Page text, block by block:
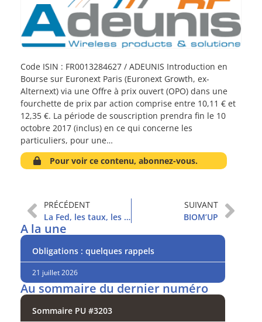
Code ISIN : FR0013284627 / ADEUNIS Introduction en
Bourse sur Euronext Paris (Euronext Growth, ex-
Alternext) via une Offre à prix ouvert (OPO) dans une
fourchette de prix par action comprise entre 10,11 € et
12,35 €. La période de souscription prendra fin le 10
octobre 2017 (inclus) en ce qui concerne les
particuliers, pour une…
Pour voir ce contenu, abonnez-vous.
PRÉCÉDENT
La Fed, les taux, les actions : quels liens ?
SUIVANT
BIOM’UP
A la une
Obligations : quelques rappels
21 juillet 2026
Au sommaire du dernier numéro
Sommaire PU #3203